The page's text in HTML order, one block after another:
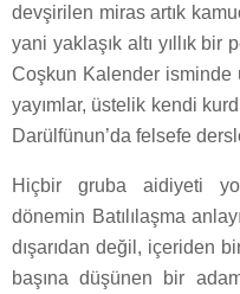
devşirilen miras artık
yani yaklaşık altı yıllık bir
Coşkun Kalender isminde
yayımlar, üstelik kendi
Darülfünun’da felsefe
Hiçbir gruba aidiyeti
dönemin Batılılaşma
dışarıdan değil, içeriden
başına düşünen bir